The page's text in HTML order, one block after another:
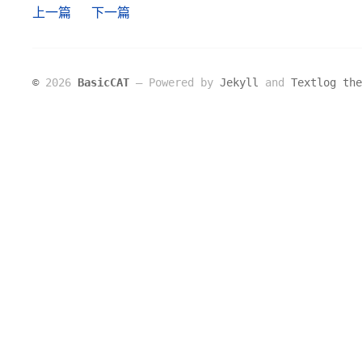
上一篇 下一篇
©2026 BasicCAT ― Powered by Jekyll and Textlog